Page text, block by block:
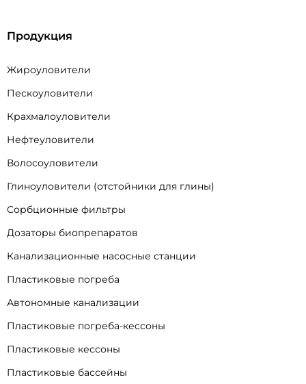
Продукция
Жироуловители
Пескоуловители
Крахмалоуловители
Нефтеуловители
Волосоуловители
Глиноуловители (отстойники для глины)
Сорбционные фильтры
Дозаторы биопрепаратов
Канализационные насосные станции
Пластиковые погреба
Автономные канализации
Пластиковые погреба-кессоны
Пластиковые кессоны
Пластиковые бассейны